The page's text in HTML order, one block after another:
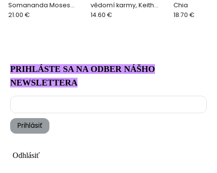
Somananda Moses
Maimon
21.00 €
vědomí karmy, Keith
Sherwood
14.60 €
Chia
18.70 €
PRIHLÁSTE SA NA ODBER NÁŠHO
NEWSLETTERA
Prihlásiť
Odhlásiť